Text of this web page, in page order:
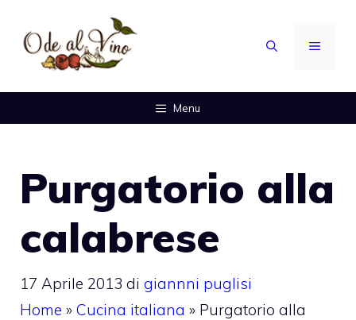
contenuto
MENU
Menu
Purgatorio alla
calabrese
17 Aprile 2013 di giannni puglisi
Home » Cucina italiana » Purgatorio alla